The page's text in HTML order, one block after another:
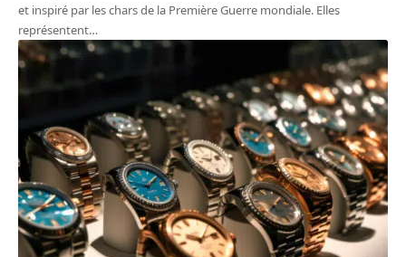
et inspiré par les chars de la Première Guerre mondiale. Elles
représentent…